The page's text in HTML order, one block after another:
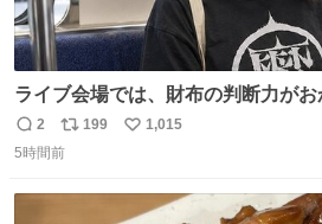
ライブ会場では、財布の判断力がお
返
信
2
リ
ポ
199
い
数
1,015
5時間前